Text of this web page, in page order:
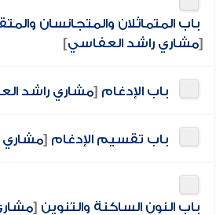
باب المتماثلان والمتجانسان
[مشاري راشد العفاسي]
باب الإدغام [مشاري راشد
باب تقسيم الإدغام [مشاري
باب النون الساكنة والتنوين [